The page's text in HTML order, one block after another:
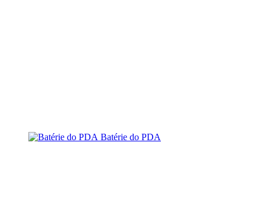
Batérie do PDA